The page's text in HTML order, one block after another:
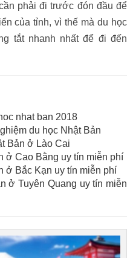
phải đi trước đón đầu để
của tỉnh, vì thế mà du học
tắt nhanh nhất để đi đến
nhat ban 2018
du học Nhật Bản
Bản ở Lào Cai
ở Cao Bằng uy tín miễn phí
ở Bắc Kạn uy tín miễn phí
ở Tuyên Quang uy tín miễn